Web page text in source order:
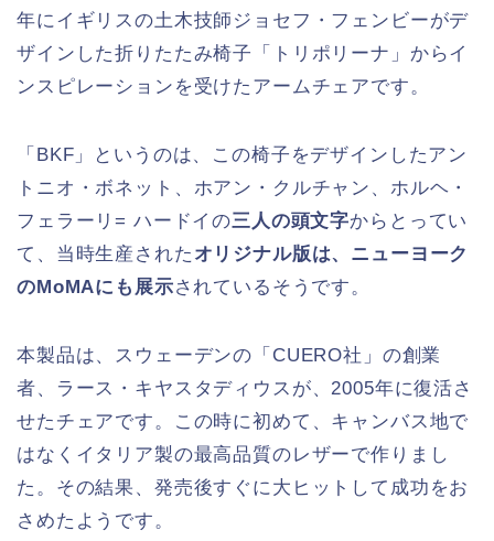
年にイギリスの土木技師ジョセフ・フェンビーがデ
ザインした折りたたみ椅子「トリポリーナ」からイ
ンスピレーションを受けたアームチェアです。
「BKF」というのは、この椅子をデザインしたアン
トニオ・ボネット、ホアン・クルチャン、ホルヘ・
フェラーリ= ハードイの三人の頭文字からとってい
て、当時生産された オリジナル版は、ニューヨーク
のMoMAにも展示されているそうです。
本製品は、スウェーデンの「CUERO社」の創業
者、ラース・キヤスタディウスが、2005年に復活さ
せたチェアです。この時に初めて、キャンバス地で
はなくイタリア製の最高品質のレザーで作りまし
た。その結果、発売後すぐに大ヒットして成功をお
さめたようです。